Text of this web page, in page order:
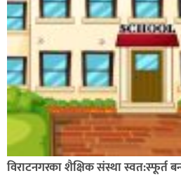
विराटनगरका शैक्षिक संस्था स्वत:स्फूर्त